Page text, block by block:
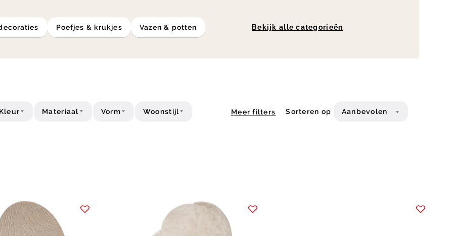
Poefjes & krukjes Vazen & potten Bekijk alle categorieën
Materiaal Vorm Woonstijl Meer filters Sorteren op Aanbevolen